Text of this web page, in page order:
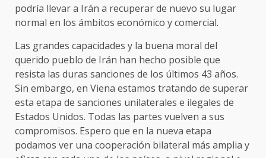
podría llevar a Irán a recuperar de nuevo su lugar
normal en los ámbitos económico y comercial.
Las grandes capacidades y la buena moral del
querido pueblo de Irán han hecho posible que
resista las duras sanciones de los últimos 43 años.
Sin embargo, en Viena estamos tratando de superar
esta etapa de sanciones unilaterales e ilegales de
Estados Unidos. Todas las partes vuelven a sus
compromisos. Espero que en la nueva etapa
podamos ver una cooperación bilateral más amplia y